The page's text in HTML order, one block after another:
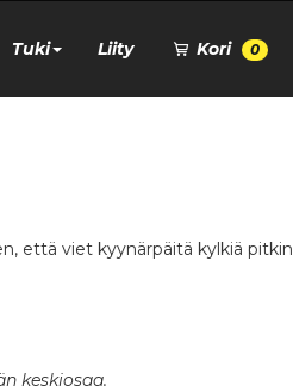
Tuki Liity Kori 0
että viet kyynärpäitä kylkiä pitkin
keskiosaa.